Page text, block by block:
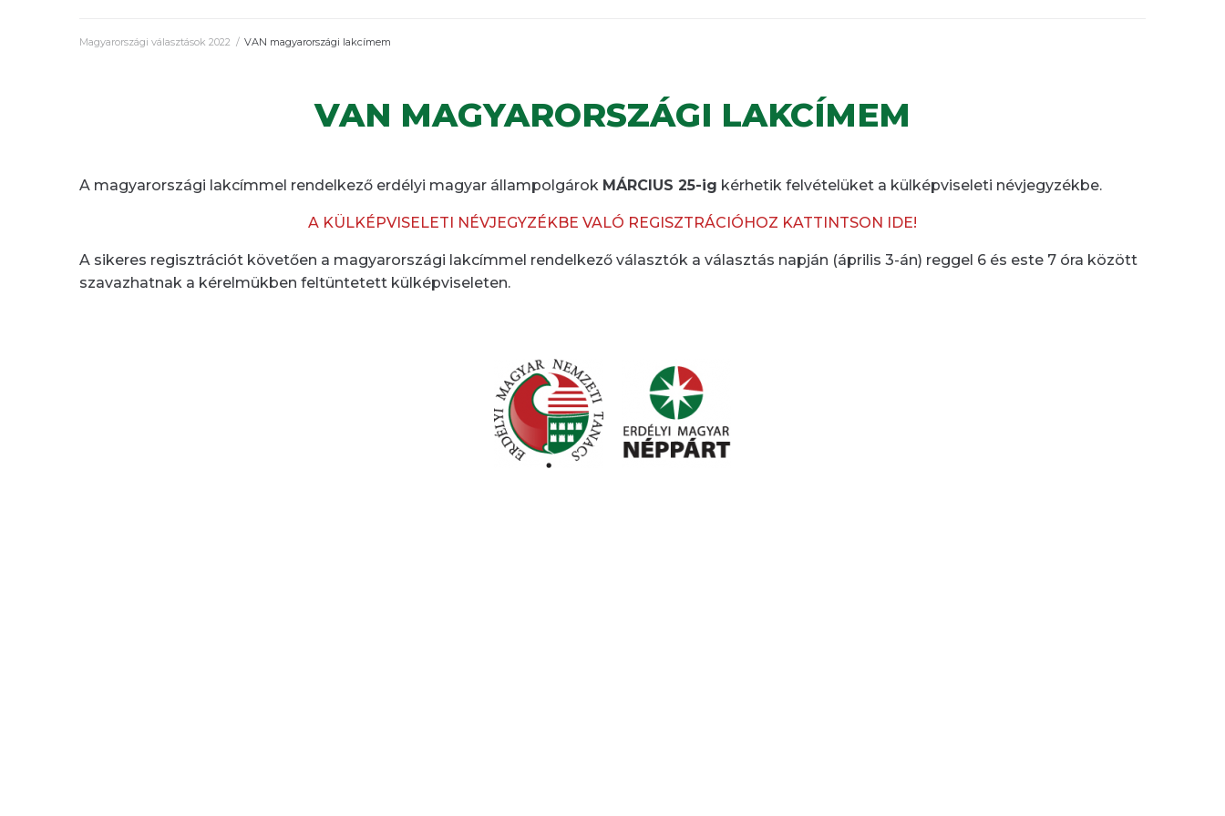
Magyarországi választások 2022 / VAN magyarországi lakcímem
VAN MAGYARORSZÁGI LAKCÍMEM
A magyarországi lakcímmel rendelkező erdélyi magyar állampolgárok MÁRCIUS 25-ig kérhetik felvételüket a külképviseleti névjegyzékbe.
A KÜLKÉPVISELETI NÉVJEGYZÉKBE VALÓ REGISZTRÁCIÓHOZ KATTINTSON IDE!
A sikeres regisztrációt követően a magyarországi lakcímmel rendelkező választók a választás napján (április 3-án) reggel 6 és este 7 óra között
szavazhatnak a kérelmükben feltüntetett külképviseleten.